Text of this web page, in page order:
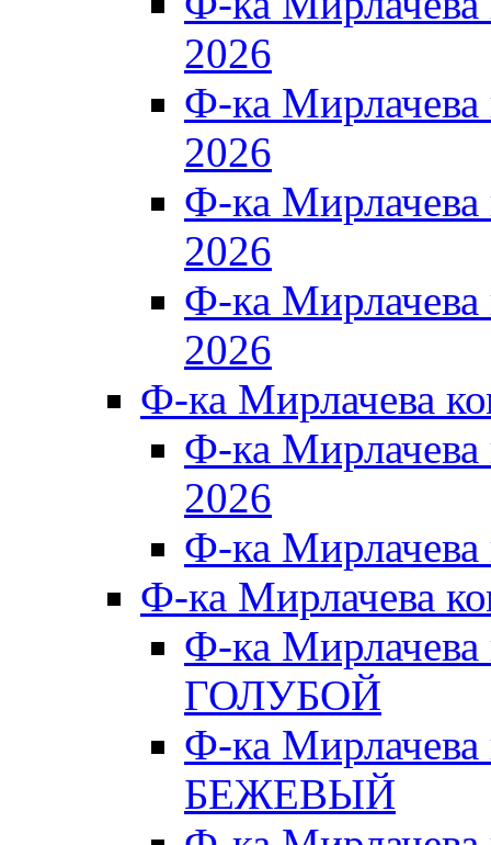
2026
Ф-ка
2026
Ф-ка
2026
Ф-ка
2026
Ф-ка Мирлачева
Ф-ка
2026
Ф-ка
Ф-ка Мирлачева
Ф-ка
ГОЛУБОЙ
Ф-ка
БЕЖЕВЫЙ